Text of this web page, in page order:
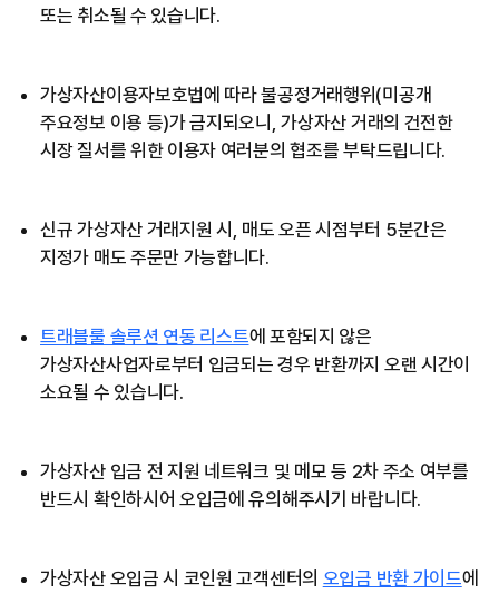
또는 취소될 수 있습니다.
가상자산이용자보호법에 따라 불공정거래행위(미공개
주요정보 이용 등)가 금지되오니, 가상자산 거래의 건전한
시장 질서를 위한 이용자 여러분의 협조를 부탁드립니다.
신규 가상자산 거래지원 시, 매도 오픈 시점부터 5분간은
지정가 매도 주문만 가능합니다.
트래블룰 솔루션 연동 리스트에 포함되지 않은
가상자산사업자로부터 입금되는 경우 반환까지 오랜 시간이
소요될 수 있습니다.
가상자산 입금 전 지원 네트워크 및 메모 등 2차 주소 여부를
반드시 확인하시어 오입금에 유의해주시기 바랍니다.
가상자산 오입금 시 코인원 고객센터의 오입금 반환 가이드에